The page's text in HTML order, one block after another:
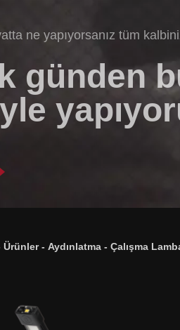
ne yapıyorsanız tüm
günden
Ürünler- Aydınlatma - Çalışma